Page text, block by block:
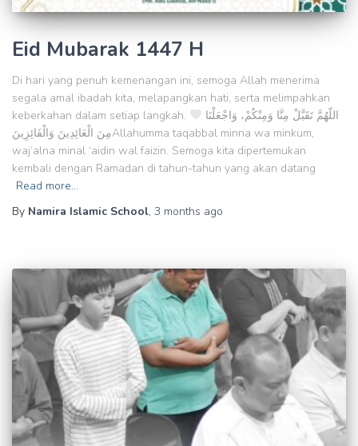
Eid Mubarak 1447 H
Di hari yang penuh kemenangan ini, semoga Allah menerima
segala amal ibadah kita, melapangkan hati, serta melimpahkan
keberkahan dalam setiap langkah.
مِنَ الْعَائِدِينَ وَالْفَائِزِينَAllahumma taqabbal minna wa minkum,
waj‘alna minal ‘aidin wal faizin. Semoga kita dipertemukan
kembali dengan Ramadan di tahun-tahun yang akan datang
Read more…
By Namira Islamic School, 3 months ago